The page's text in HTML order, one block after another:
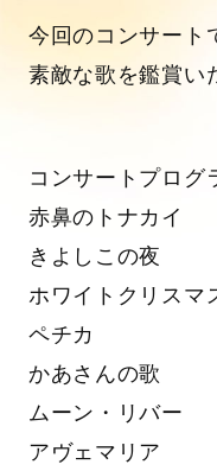
今回のコンサート
素敵な歌を鑑賞い
コンサートプログ
赤鼻のトナカイ
きよしこの夜
ホワイトクリスマ
ペチカ
かあさんの歌
ムーン・リバー
アヴェマリア